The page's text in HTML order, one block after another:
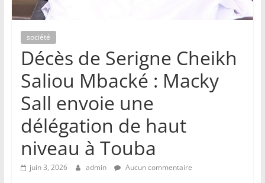
société
Décès de Serigne Cheikh
Saliou Mbacké : Macky
Sall envoie une
délégation de haut
niveau à Touba
juin 3, 2026 admin Aucun commentaire